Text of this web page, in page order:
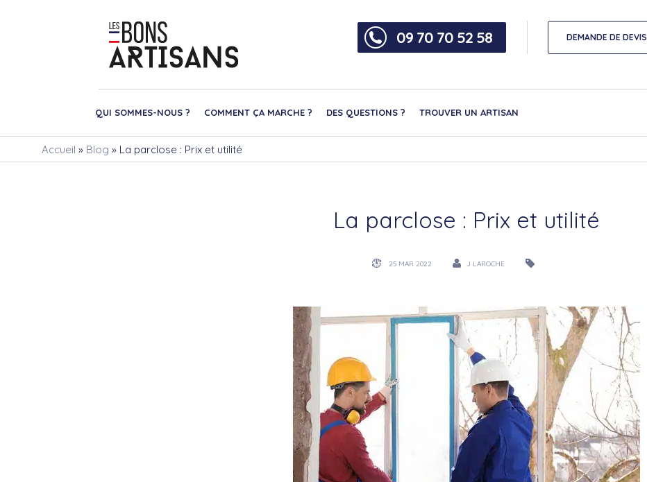
09 70 70 52 58 DEMANDE DE DEVIS
QUI SOMMES-NOUS ? COMMENT ÇA MARCHE ? DES QUESTIONS ? TROUVER UN ARTISAN
Accueil » Blog » La parclose : Prix et utilité
La parclose : Prix et utilité
25 MAR 2022 J LAROCHE